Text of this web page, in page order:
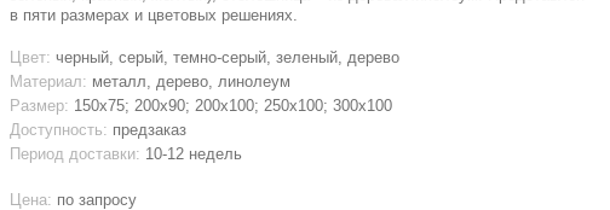
в пяти размерах и цветовых решениях.
Цвет: черный, серый, темно-серый, зеленый, дерево
Материал: металл, дерево, линолеум
Размер: 150x75; 200x90; 200x100; 250x100; 300x100
Доступность: предзаказ
Период доставки: 10-12 недель
Цена: по запросу